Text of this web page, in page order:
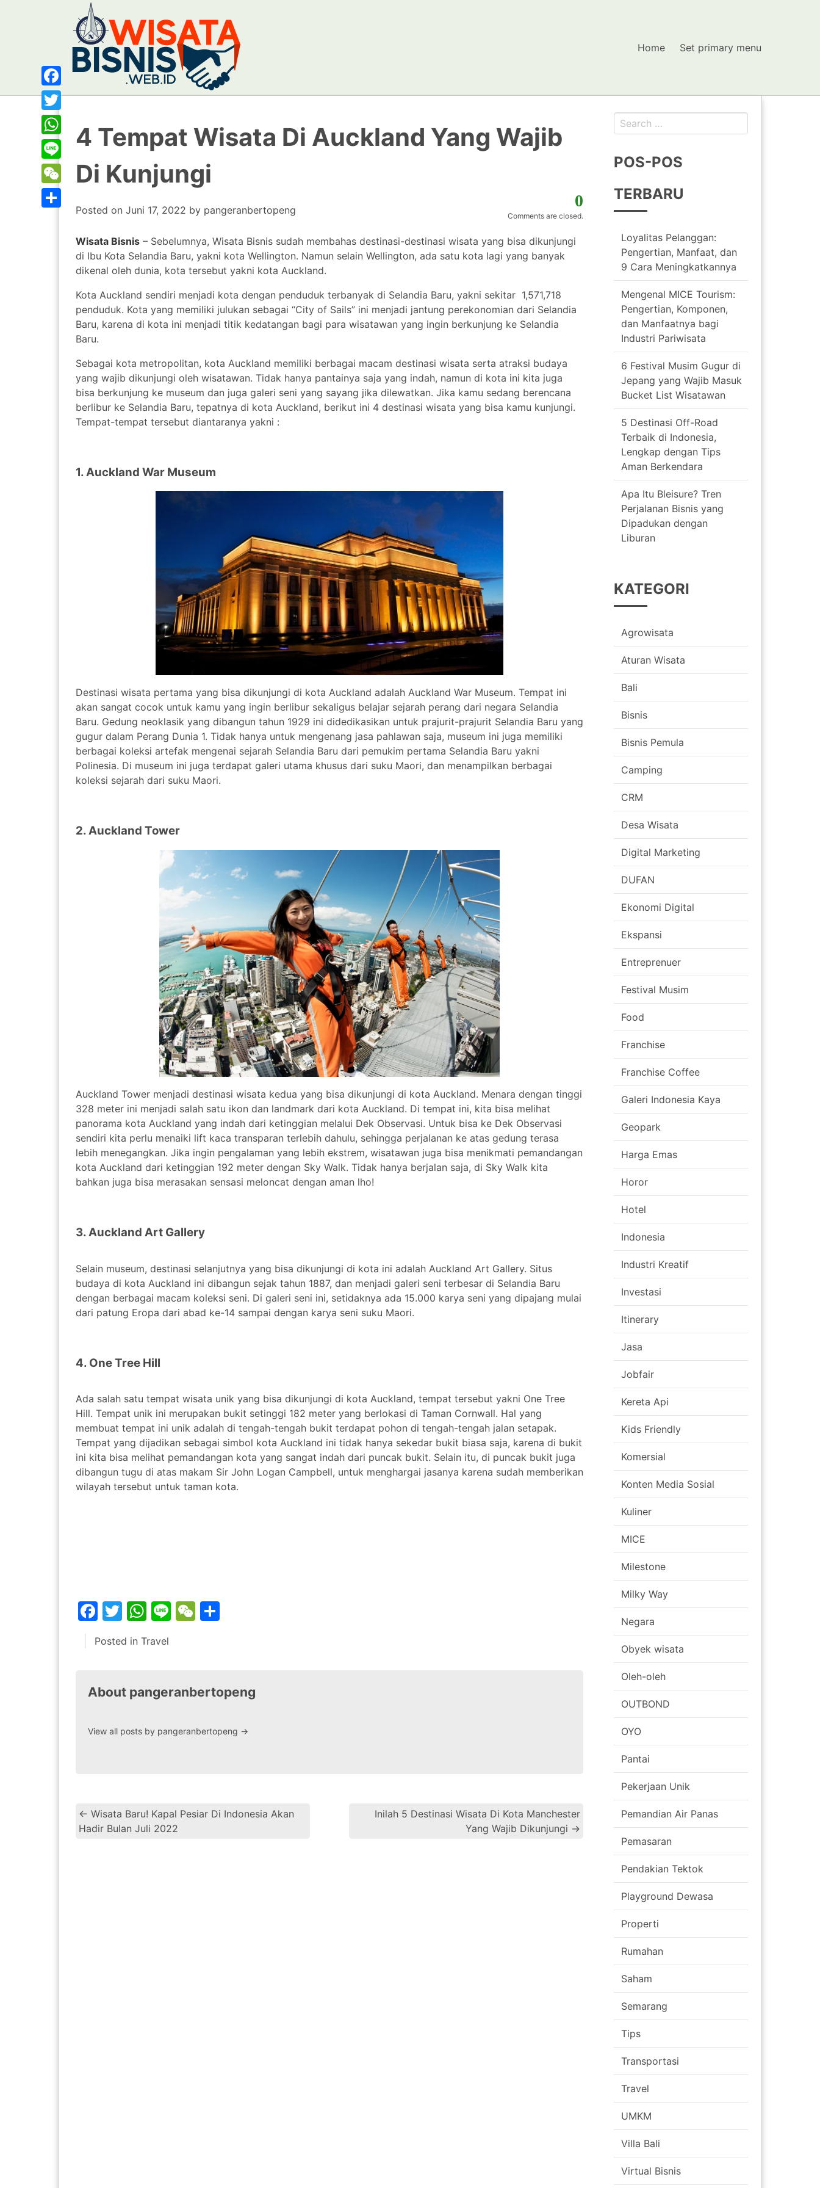
Home Set primary menu
4 Tempat Wisata Di Auckland Yang Wajib
Di Kunjungi
0
Comments are closed.
Posted on Juni 17, 2022 by pangeranbertopeng
Wisata Bisnis – Sebelumnya, Wisata Bisnis sudah membahas destinasi-destinasi wisata yang bisa dikunjungi
di Ibu Kota Selandia Baru, yakni kota Wellington. Namun selain Wellington, ada satu kota lagi yang banyak
dikenal oleh dunia, kota tersebut yakni kota Auckland.
Kota Auckland sendiri menjadi kota dengan penduduk terbanyak di Selandia Baru, yakni sekitar 1,571,718
penduduk. Kota yang memiliki julukan sebagai “City of Sails” ini menjadi jantung perekonomian dari Selandia
Baru, karena di kota ini menjadi titik kedatangan bagi para wisatawan yang ingin berkunjung ke Selandia
Baru.
Sebagai kota metropolitan, kota Auckland memiliki berbagai macam destinasi wisata serta atraksi budaya
yang wajib dikunjungi oleh wisatawan. Tidak hanya pantainya saja yang indah, namun di kota ini kita juga
bisa berkunjung ke museum dan juga galeri seni yang sayang jika dilewatkan. Jika kamu sedang berencana
berlibur ke Selandia Baru, tepatnya di kota Auckland, berikut ini 4 destinasi wisata yang bisa kamu kunjungi.
Tempat-tempat tersebut diantaranya yakni :
1. Auckland War Museum
Destinasi wisata pertama yang bisa dikunjungi di kota Auckland adalah Auckland War Museum. Tempat ini
akan sangat cocok untuk kamu yang ingin berlibur sekaligus belajar sejarah perang dari negara Selandia
Baru. Gedung neoklasik yang dibangun tahun 1929 ini didedikasikan untuk prajurit-prajurit Selandia Baru yang
gugur dalam Perang Dunia 1. Tidak hanya untuk mengenang jasa pahlawan saja, museum ini juga memiliki
berbagai koleksi artefak mengenai sejarah Selandia Baru dari pemukim pertama Selandia Baru yakni
Polinesia. Di museum ini juga terdapat galeri utama khusus dari suku Maori, dan menampilkan berbagai
koleksi sejarah dari suku Maori.
2. Auckland Tower
Auckland Tower menjadi destinasi wisata kedua yang bisa dikunjungi di kota Auckland. Menara dengan tinggi
328 meter ini menjadi salah satu ikon dan landmark dari kota Auckland. Di tempat ini, kita bisa melihat
panorama kota Auckland yang indah dari ketinggian melalui Dek Observasi. Untuk bisa ke Dek Observasi
sendiri kita perlu menaiki lift kaca transparan terlebih dahulu, sehingga perjalanan ke atas gedung terasa
lebih menegangkan. Jika ingin pengalaman yang lebih ekstrem, wisatawan juga bisa menikmati pemandangan
kota Auckland dari ketinggian 192 meter dengan Sky Walk. Tidak hanya berjalan saja, di Sky Walk kita
bahkan juga bisa merasakan sensasi meloncat dengan aman lho!
3. Auckland Art Gallery
Selain museum, destinasi selanjutnya yang bisa dikunjungi di kota ini adalah Auckland Art Gallery. Situs
budaya di kota Auckland ini dibangun sejak tahun 1887, dan menjadi galeri seni terbesar di Selandia Baru
dengan berbagai macam koleksi seni. Di galeri seni ini, setidaknya ada 15.000 karya seni yang dipajang mulai
dari patung Eropa dari abad ke-14 sampai dengan karya seni suku Maori.
4. One Tree Hill
Ada salah satu tempat wisata unik yang bisa dikunjungi di kota Auckland, tempat tersebut yakni One Tree
Hill. Tempat unik ini merupakan bukit setinggi 182 meter yang berlokasi di Taman Cornwall. Hal yang
membuat tempat ini unik adalah di tengah-tengah bukit terdapat pohon di tengah-tengah jalan setapak.
Tempat yang dijadikan sebagai simbol kota Auckland ini tidak hanya sekedar bukit biasa saja, karena di bukit
ini kita bisa melihat pemandangan kota yang sangat indah dari puncak bukit. Selain itu, di puncak bukit juga
dibangun tugu di atas makam Sir John Logan Campbell, untuk menghargai jasanya karena sudah memberikan
wilayah tersebut untuk taman kota.
Facebook
Twitter
WhatsApp
LineWeChat
Posted in Travel
About pangeranbertopeng
View all posts by pangeranbertopeng →
Post
navigation
← Wisata Baru! Kapal Pesiar Di Indonesia Akan
Hadir Bulan Juli 2022
Inilah 5 Destinasi Wisata Di Kota Manchester
Yang Wajib Dikunjungi →
Facebook
Twitter
WhatsApp
Line
WeChat
POS-POS
TERBARU
Loyalitas Pelanggan:
Pengertian, Manfaat, dan
9 Cara Meningkatkannya
Mengenal MICE Tourism:
Pengertian, Komponen,
dan Manfaatnya bagi
Industri Pariwisata
6 Festival Musim Gugur di
Jepang yang Wajib Masuk
Bucket List Wisatawan
5 Destinasi Off-Road
Terbaik di Indonesia,
Lengkap dengan Tips
Aman Berkendara
Apa Itu Bleisure? Tren
Perjalanan Bisnis yang
Dipadukan dengan
Liburan
KATEGORI
Agrowisata
Aturan Wisata
Bali
Bisnis
Bisnis Pemula
Camping
CRM
Desa Wisata
Digital Marketing
DUFAN
Ekonomi Digital
Ekspansi
Entreprenuer
Festival Musim
Food
Franchise
Franchise Coffee
Galeri Indonesia Kaya
Geopark
Harga Emas
Horor
Hotel
Indonesia
Industri Kreatif
Investasi
Itinerary
Jasa
Jobfair
Kereta Api
Kids Friendly
Komersial
Konten Media Sosial
Kuliner
MICE
Milestone
Milky Way
Negara
Obyek wisata
Oleh-oleh
OUTBOND
OYO
Pantai
Pekerjaan Unik
Pemandian Air Panas
Pemasaran
Pendakian Tektok
Playground Dewasa
Properti
Rumahan
Saham
Semarang
Tips
Transportasi
Travel
UMKM
Villa Bali
Virtual Bisnis